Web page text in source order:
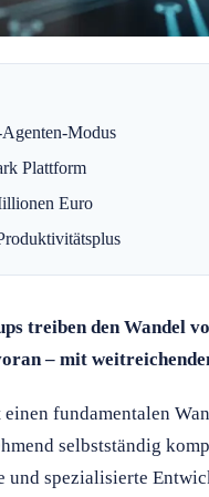
Modus
Plattform
Euro
treiben den Wandel
– mit
fundamentalen
selbstständig
und spezialisierte